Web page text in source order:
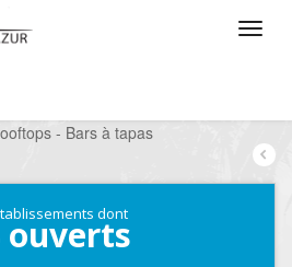
- Bars à tapas
dont
ouverts